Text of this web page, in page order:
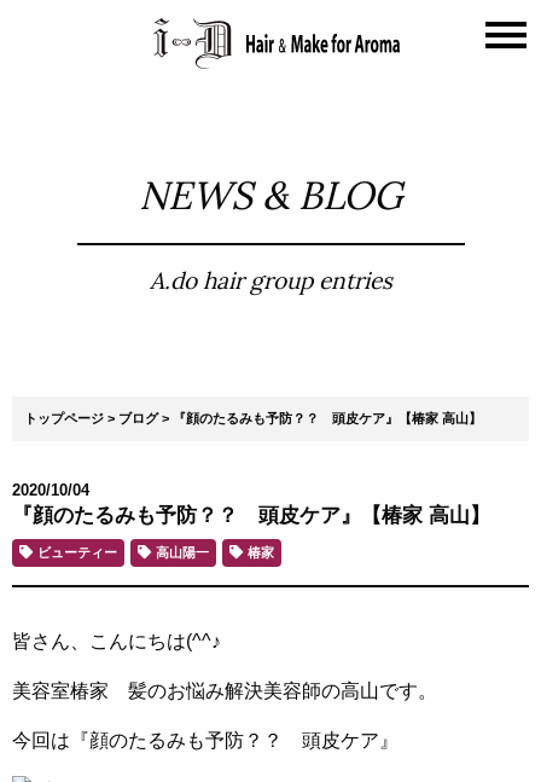
NEWS & BLOG
A.do hair group entries
トップページ ブログ 『顔のたるみも予防？？ 頭皮ケア』【椿家 高山】
2020/10/04
『顔のたるみも予防？？ 頭皮ケア』【椿家 高山】
ビューティー 高山陽一 椿家
皆さん、こんにちは(^^♪
美容室椿家 髪のお悩み解決美容師の高山です。
今回は『顔のたるみも予防？？ 頭皮ケア』